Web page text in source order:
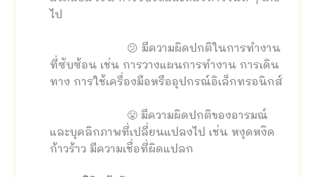
ไป
😕 มีความผิดปกติในการทำงาน
ที่ซับซ้อน เช่น การวางแผนการทำงาน การเดิน
ทาง การใช้เครื่องมือหรืออุปกรณ์อิเล็กทรอนิกส์
😤 มีความผิดปกติของอารมณ์
และบุคลิกภาพที่เปลี่ยนแปลงไป เช่น หงุดหงิด
ก้าวร้าว มีความเชื่อที่ผิดแปลก